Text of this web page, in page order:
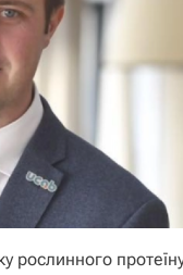
рослинного